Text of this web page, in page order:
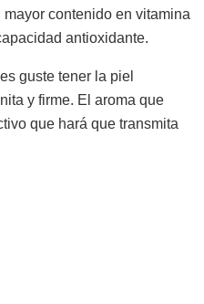
contenido en vitamina
antioxidante.
guste tener la piel
y firme. El aroma que
que hará que transmita